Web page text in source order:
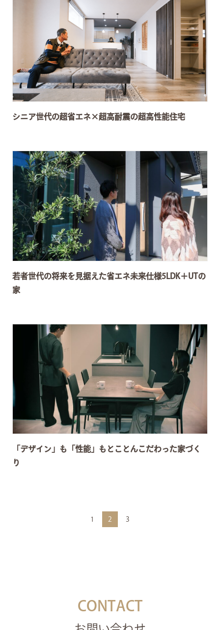
シニア世代の超省エネ×超高耐震の超高性能住宅
若者世代の将来を見据えた省エネ未来仕様5LDK＋UTの
家
「デザイン」も「性能」もとことんこだわった家づく
り
1 2 3
CONTACT